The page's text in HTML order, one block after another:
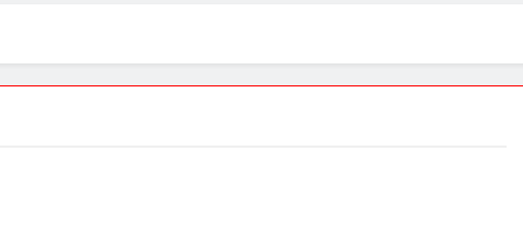
NDH-20 14 soundtrack video game terbaik
Cabasse merilis speaker spherical